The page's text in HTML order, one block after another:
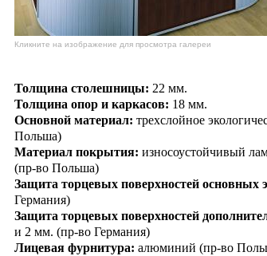
Кликните на изображение для просмотра галереи
Толщина столешницы: 22 мм.
Толщина опор и каркасов: 18 мм.
Основной материал: трехслойное
Польша)
Материал покрытия: износоустойчивый
(пр-во Польша)
Защита торцевых поверхностей основных
Германия)
Защита торцевых поверхностей
и 2 мм. (пр-во Германия)
Лицевая фурнитура: алюминий (пр-во